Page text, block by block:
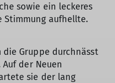
sowie ein leckeres
Stimmung aufhellte.
die Gruppe durchnässt
der Neuen
sie der lang